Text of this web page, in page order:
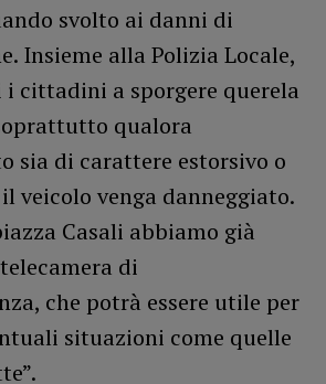
svolto ai danni di
Insieme alla Polizia Locale,
cittadini a sporgere querela
qualora
sia di carattere estorsivo o
veicolo venga danneggiato.
Casali abbiamo già
di
che potrà essere utile per
situazioni come quelle